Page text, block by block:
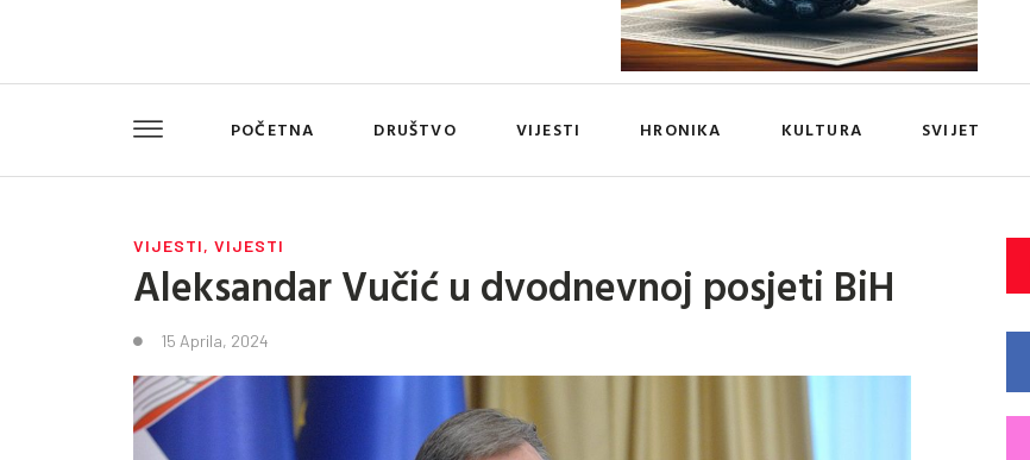
POČETNA DRUŠTVO VIJESTI HRONIKA KULTURA SVIJET
VIJESTI, VIJESTI
Aleksandar Vučić u dvodnevnoj posjeti BiH
15 Aprila, 2024